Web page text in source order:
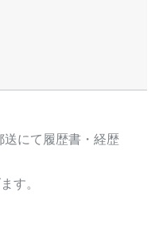
にて履歴書・経歴
す。